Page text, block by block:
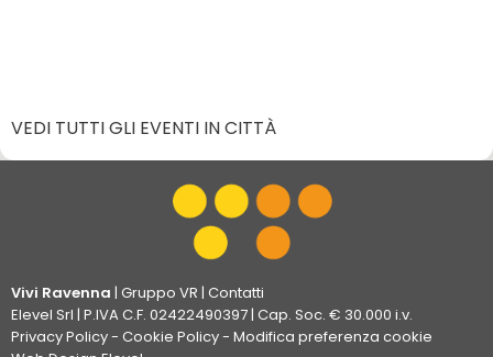
VEDI TUTTI GLI EVENTI IN CITTÀ
Vivi Ravenna | Gruppo VR | Contatti
Elevel Srl | P.IVA C.F. 02422490397 | Cap. Soc. € 30.000 i.v.
Privacy Policy- Cookie Policy- Modifica preferenza cookie